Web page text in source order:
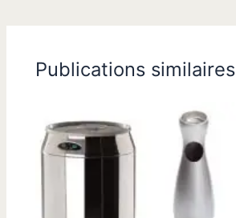
Publications similaires